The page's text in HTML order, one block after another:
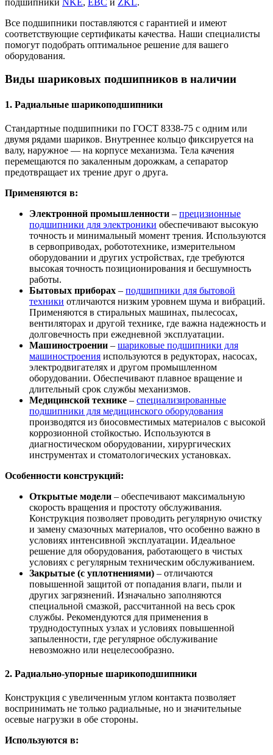
Все подшипники поставляются с гарантией и имеют
соответствующие сертификаты качества. Наши специалисты
помогут подобрать оптимальное решение для вашего
оборудования.
Виды шариковых подшипников в наличии
1. Радиальные шарикоподшипники
Стандартные подшипники по ГОСТ 8338-75 с одним или
двумя рядами шариков. Внутреннее кольцо фиксируется на
валу, наружное — на корпусе механизма. Тела качения
перемещаются по закаленным дорожкам, а сепаратор
предотвращает их трение друг о друга.
Применяются в:
Электронной промышленности – прецизионные
подшипники для электроники обеспечивают высокую
точность и минимальный момент трения. Используются
в сервоприводах, робототехнике, измерительном
оборудовании и других устройствах, где требуются
высокая точность позиционирования и бесшумность
работы.
Бытовых приборах – подшипники для бытовой
техники отличаются низким уровнем шума и вибраций.
Применяются в стиральных машинах, пылесосах,
вентиляторах и другой технике, где важна надежность и
долговечность при ежедневной эксплуатации.
Машиностроении – шариковые подшипники для
машиностроения используются в редукторах, насосах,
электродвигателях и другом промышленном
оборудовании. Обеспечивают плавное вращение и
длительный срок службы механизмов.
Медицинской технике – специализированные
подшипники для медицинского оборудования
производятся из биосовместимых материалов с высокой
коррозионной стойкостью. Используются в
диагностическом оборудовании, хирургических
инструментах и стоматологических установках.
Особенности конструкций:
Открытые модели – обеспечивают максимальную
скорость вращения и простоту обслуживания.
Конструкция позволяет проводить регулярную очистку
и замену смазочных материалов, что особенно важно в
условиях интенсивной эксплуатации. Идеальное
решение для оборудования, работающего в чистых
условиях с регулярным техническим обслуживанием.
Закрытые (с уплотнениями) – отличаются
повышенной защитой от попадания влаги, пыли и
других загрязнений. Изначально заполняются
специальной смазкой, рассчитанной на весь срок
службы. Рекомендуются для применения в
труднодоступных узлах и условиях повышенной
запыленности, где регулярное обслуживание
невозможно или нецелесообразно.
2. Радиально-упорные шарикоподшипники
Конструкция с увеличенным углом контакта позволяет
воспринимать не только радиальные, но и значительные
осевые нагрузки в обе стороны.
Используются в: